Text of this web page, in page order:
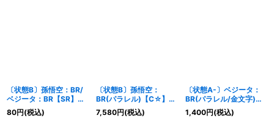
〔状態B〕孫悟空：BR/
ベジータ：BR【SR】
{FB09-011}
80円(税込)
〔状態B〕孫悟空：
BR(パラレル)【C☆】
{FB09-008}
7,580円(税込)
〔状態A-〕ベジータ：
BR(パラレル/金文字)
【R☆】{FB09-020}
1,400円(税込)